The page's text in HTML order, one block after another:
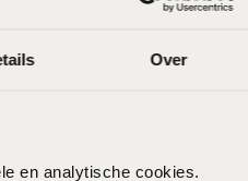
Over
en analytische cookies.